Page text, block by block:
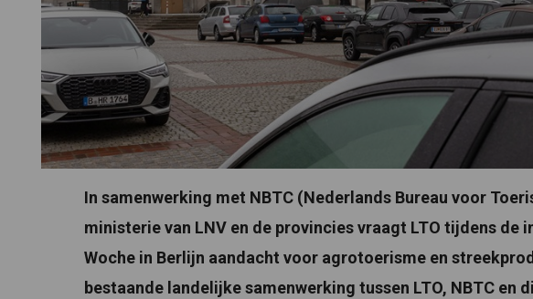
In samenwerking met NBTC (Nederlands Bureau voor
ministerie van LNV en de provincies vraagt LTO tijdens de
Woche in Berlijn aandacht voor agrotoerisme en
bestaande landelijke samenwerking tussen LTO, NBTC en